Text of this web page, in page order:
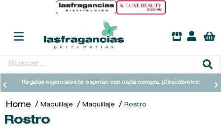
Buscar...
Regalos especiales te esperan con cada compra. ¡Descúbrelos!
Maquillaje Maquillaje Rostro
Rostro
TÉRMINOS MÁS BUSCADOS
2.
sol ipanema